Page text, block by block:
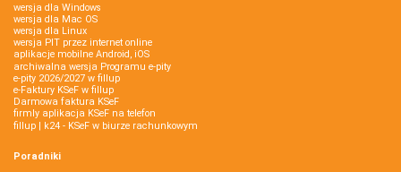
wersja dla Windows
wersja dla Mac OS
wersja dla Linux
wersja PIT przez internet online
aplikacje mobilne Android, iOS
archiwalna wersja Programu e-pity
e-pity 2026/2027 w fillup
e‑Faktury KSeF w fillup
Darmowa faktura KSeF
firmly aplikacja KSeF na telefon
fillup | k24 - KSeF w biurze rachunkowym
Poradniki